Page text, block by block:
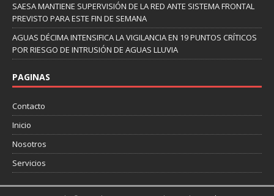
SAESA MANTIENE SUPERVISIÓN DE LA RED ANTE SISTEMA FRONTAL
PREVISTO PARA ESTE FIN DE SEMANA
AGUAS DÉCIMA INTENSIFICA LA VIGILANCIA EN 19 PUNTOS CRÍTICOS
POR RIESGO DE INTRUSIÓN DE AGUAS LLUVIA
PAGINAS
Contacto
Inicio
Nosotros
Servicios